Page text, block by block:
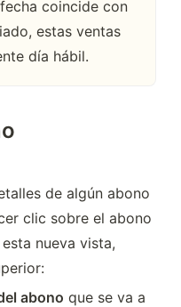
coincide con
estas ventas
día hábil.
de algún abono
clic sobre el abono
nueva vista,
abono que se va a